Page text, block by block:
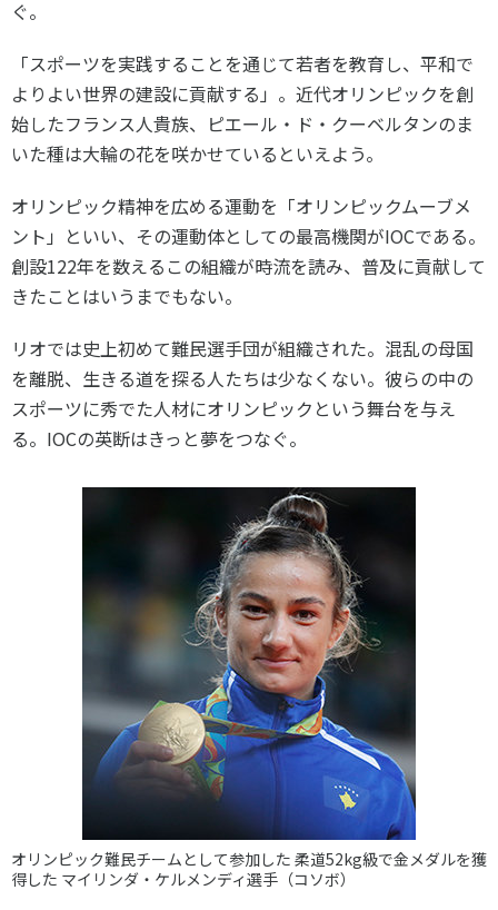
ぐ。
「スポーツを実践することを通じて若者を教育し、平和で
よりよい世界の建設に貢献する」。近代オリンピックを創
始したフランス人貴族、ピエール・ド・クーベルタンのま
いた種は大輪の花を咲かせているといえよう。
オリンピック精神を広める運動を「オリンピックムーブメ
ント」といい、その運動体としての最高機関がIOCである。
創設122年を数えるこの組織が時流を読み、普及に貢献して
きたことはいうまでもない。
リオでは史上初めて難民選手団が組織された。混乱の母国
を離脱、生きる道を探る人たちは少なくない。彼らの中の
スポーツに秀でた人材にオリンピックという舞台を与え
る。IOCの英断はきっと夢をつなぐ。
オリンピック難民チームとして参加した 柔道52kg級で金メダルを獲
得した マイリンダ・ケルメンディ選手（コソボ）